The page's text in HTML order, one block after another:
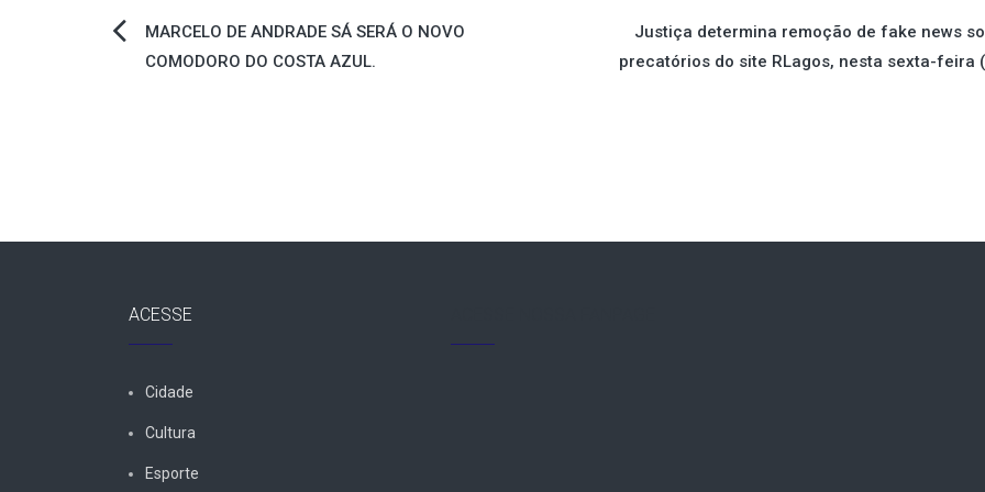
Navegação
MARCELO DE ANDRADE SÁ SERÁ O NOVO
COMODORO DO COSTA AZUL.
Justiça determina remoção de fake news
precatórios do site RLagos, nesta sexta-feira
ACESSE
Cidade
Cultura
Esporte